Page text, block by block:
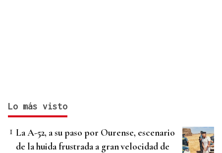
Lo más visto
La A-52, a su paso por Ourense, escenario
de la huida frustrada a gran velocidad de